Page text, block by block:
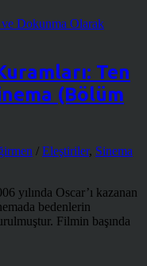
Ten
(Bölüm
/ Eleştiriler, Sinema
yılında Oscar’ı kazanan
bedenlerin
Filmin başında